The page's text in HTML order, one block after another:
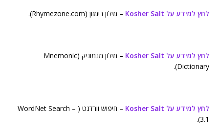
לחץ למידע על Kosher Salt – מילון רימזון (Rhymezone.com).
לחץ למידע על Kosher Salt
– מילון מנמוניק (Mnemonic
Dictionary).
לחץ למידע על Kosher Salt
– חיפוש וורדנט ( WordNet Search –
3.1).